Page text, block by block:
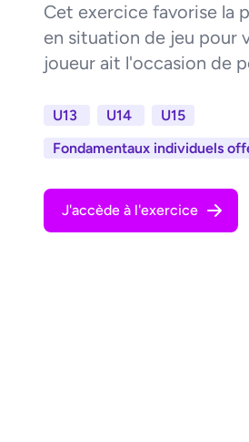
Cet exercice favorise la
en situation de jeu pour
joueur ait l'occasion de
U13 U14
U15
Fondamentaux individuels
J'accède à l'exercice